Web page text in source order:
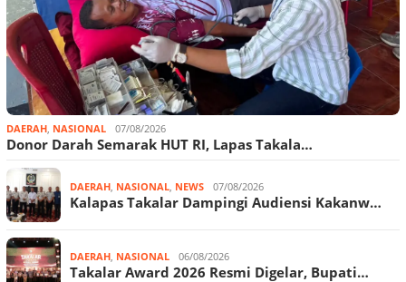
DAERAH NASIONAL 07/08/2026
Donor Darah Semarak HUT RI, Lapas Takala…
DAERAH NASIONAL NEWS 07/08/2026
Kalapas Takalar Dampingi Audiensi Kakanw…
DAERAH NASIONAL 06/08/2026
Takalar Award 2026 Resmi Digelar, Bupati…